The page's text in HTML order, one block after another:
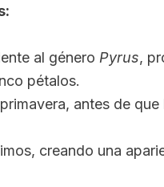
al género Pyrus,
pétalos.
antes de
creando una